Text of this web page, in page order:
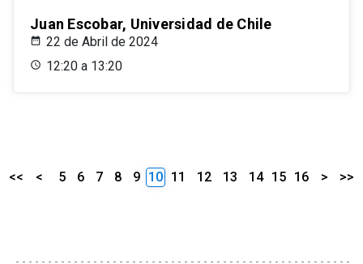
Juan Escobar, Universidad de Chile
22 de Abril de 2024
12:20 a 13:20
<< < 5 6 7 8 9 10 11 12 13 14 15 16 > >>